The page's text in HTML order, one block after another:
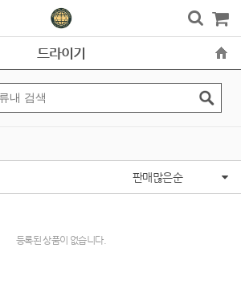
드라이기
판매많은순
등록된 상품이 없습니다.